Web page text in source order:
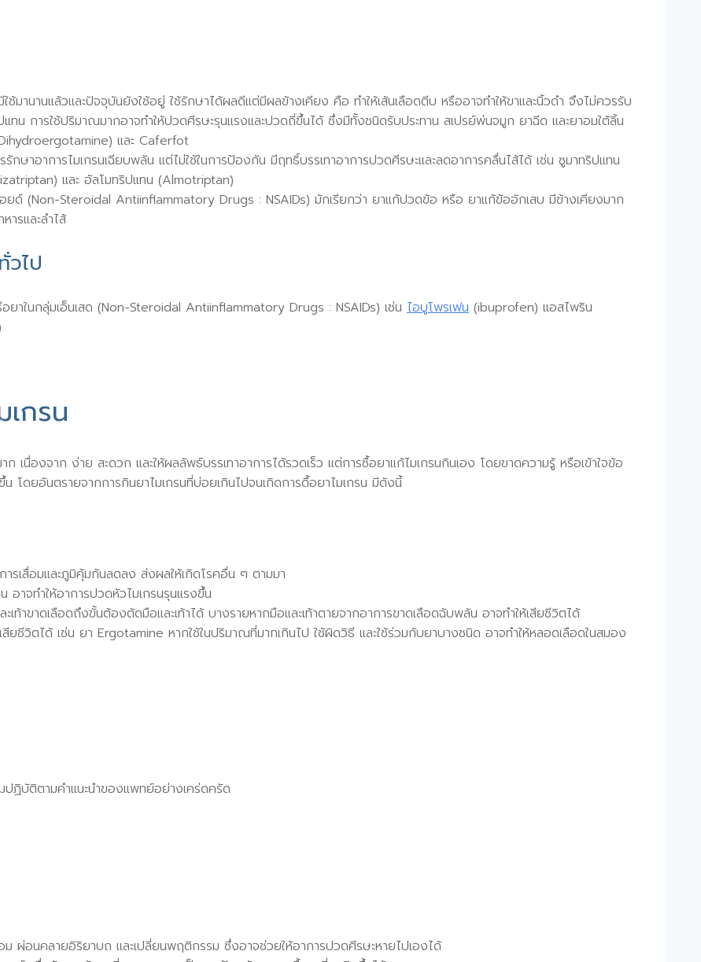
านานแล้วและปัจจุบันยังใช้อยู่ ใช้รักษาได้ผลดีแต่มีผลข้างเคียง คือ ทำให้เส้นเลือดตีบ หรืออาจทำให้ขาและนิ้วดำ จึงไม่ควรรับ
แทน การใช้ปริมาณมากอาจทำให้ปวดศีรษะรุนแรงและปวดถี่ขึ้นได้ ซึ่งมีทั้งชนิดรับประทาน สเปรย์พ่นจมูก ยาฉีด และยาอมใต้ลิ้น
และ Caferfot
กษาอาการไมเกรนเฉียบพลัน แต่ไม่ใช้ในการป้องกัน มีฤทธิ์บรรเทาอาการปวดศีรษะและลดอาการคลื่นไส้ได้ เช่น ซูมาทริปแทน
และ อัลโมทริปแทน (Almotriptan)
รอยด์ (Non-Steroidal Antiinflammatory Drugs : NSAIDs) มักเรียกว่า ยาแก้ปวดข้อ หรือ ยาแก้ข้ออักเสบ มีข้างเคียงมาก
ารและลำไส้
วไป
าในกลุ่มเอ็นเสด (Non-Steroidal Antiinflammatory Drugs : NSAIDs) เช่น ไอบูโพรเฟน (ibuprofen) แอสไพริน
กรน
เนื่องจาก ง่าย สะดวก และให้ผลลัพธ์บรรเทาอาการได้รวดเร็ว แต่การซื้อยาแก้ไมเกรนกินเอง โดยขาดความรู้ หรือเข้าใจข้อ
โดยอันตรายจากการกินยาไมเกรนที่บ่อยเกินไปจนเกิดการดื้อยาไมเกรน มีดังนี้
ารเสื่อมและภูมิคุ้มกันลดลง ส่งผลให้เกิดโรคอื่น ๆ ตามมา
อาจทำให้อาการปวดหัวไมเกรนรุนแรงขึ้น
เท้าขาดเลือดถึงขั้นต้องตัดมือและเท้าได้ บางรายหากมือและเท้าตายจากอาการขาดเลือดฉับพลัน อาจทำให้เสียชีวิตได้
ยชีวิตได้ เช่น ยา Ergotamine หากใช้ในปริมาณที่มากเกินไป ใช้ผิดวิธี และใช้ร่วมกับยาบางชนิด อาจทำให้หลอดเลือดในสมอง
ปฏิบัติตามคำแนะนำของแพทย์อย่างเคร่ดครัด
ผ่อนคลายอิริยาบถ และเปลี่ยนพฤติกรรม ซึ่งอาจช่วยให้อาการปวดศีรษะหายไปเองได้